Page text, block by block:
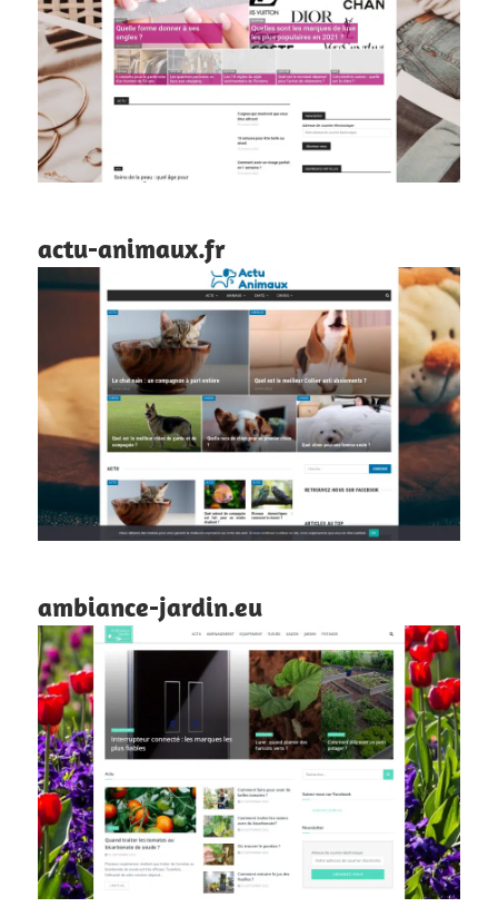
actu-animaux.fr
ambiance-jardin.eu